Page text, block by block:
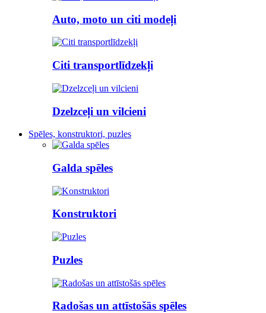
Auto, moto un citi modeļi
Citi transportlīdzekļi
Dzelzceļi un vilcieni
Spēles, konstruktori, puzles
Galda spēles
Konstruktori
Puzles
Radošas un attīstošās spēles